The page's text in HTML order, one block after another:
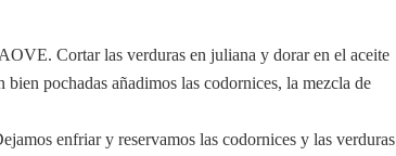
Cortar las verduras en juliana y dorar en el aceite
pochadas añadimos las codornices, la mezcla de
enfriar y reservamos las codornices y las verduras